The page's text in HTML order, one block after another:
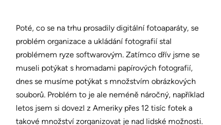
Poté, co se na trhu prosadily digitální fotoaparáty, se
problém organizace a ukládání fotografií stal
problémem ryze softwarovým. Zatímco dřív jsme se
museli potýkat s hromadami papírových fotografií,
dnes se musíme potýkat s množstvím obrázkových
souborů. Problém to je ale neméně náročný, například
letos jsem si dovezl z Ameriky přes 12 tisíc fotek a
takové množství zorganizovat je nad lidské možnosti.